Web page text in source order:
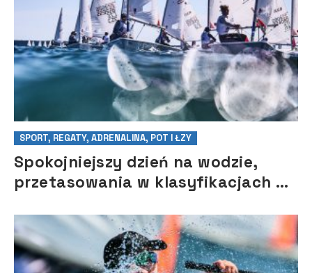
SPORT, REGATY, ADRENALINA, POT I ŁZY
Spokojniejszy dzień na wodzie,
przetasowania w klasyfikacjach –
European Trophy